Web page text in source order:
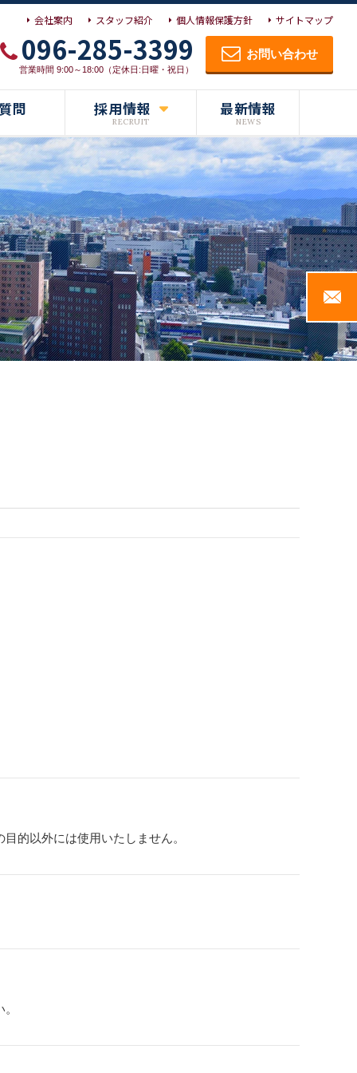
会社案内 スタッフ紹介 個人情報保護方針 サイトマップ
096-285-3399
営業時間 9:00～18:00（定休日:日曜・祝日）
お問い合わせ
問 採用情報
RECRUIT
求める人物像
先輩インタビュー
募集要項
エントリーフォーム
最新情報
NEWS
的以外には使用いたしません。